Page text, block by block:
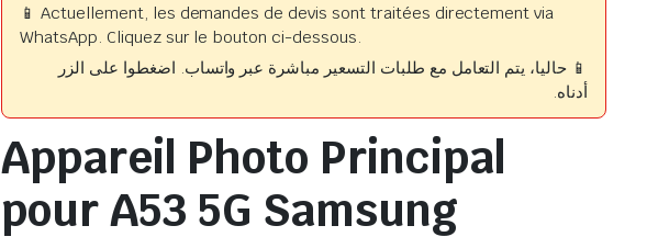
📱 Actuellement, les demandes de devis sont traitées directement via
WhatsApp. Cliquez sur le bouton ci-dessous.
📱 حاليا، يتم التعامل مع طلبات التسعير مباشرة عبر واتساب. اضغطوا على الزر
أدناه.
Appareil Photo Principal
pour A53 5G Samsung